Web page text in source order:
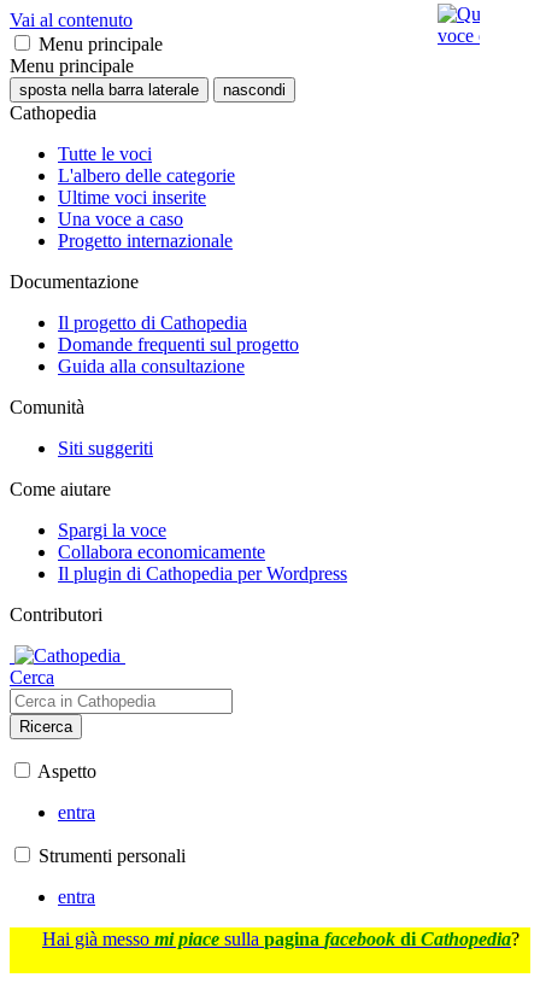
Vai al contenuto
Menu principale
Menu principale
sposta nella barra laterale nascondi
Cathopedia
Tutte le voci
L'albero delle categorie
Ultime voci inserite
Una voce a caso
Progetto internazionale
Documentazione
Il progetto di Cathopedia
Domande frequenti sul progetto
Guida alla consultazione
Comunità
Siti suggeriti
Come aiutare
Spargi la voce
Collabora economicamente
Il plugin di Cathopedia per Wordpress
Contributori
Cerca
Ricerca
Aspetto
entra
Strumenti personali
entra
Hai già messo mi piace sulla pagina facebook di Cathopedia?